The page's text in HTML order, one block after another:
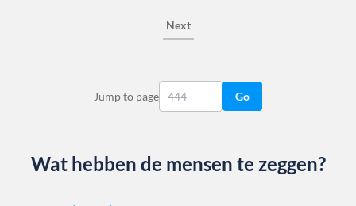
Next
Jump to page Go
Wat hebben de mensen te zeggen?